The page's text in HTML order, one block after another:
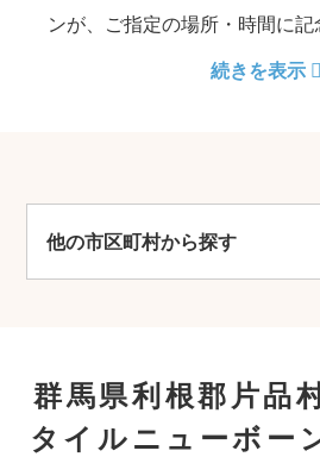
ンが、ご指定の場所・時間に記
続きを表示
他の市区町村から探す
群馬県利根郡片品
タイルニューボー